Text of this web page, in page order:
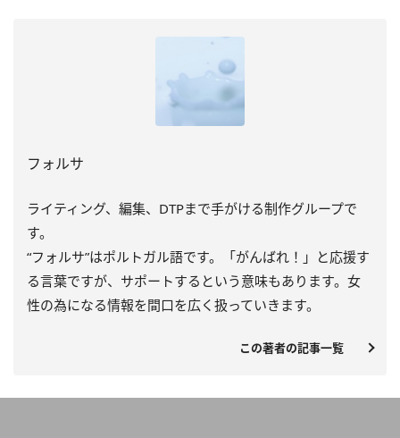
フォルサ
ライティング、編集、DTPまで手がける制作グループで
す。
“フォルサ”はポルトガル語です。「がんばれ！」と応援す
る言葉ですが、サポートするという意味もあります。女
性の為になる情報を間口を広く扱っていきます。
この著者の記事一覧